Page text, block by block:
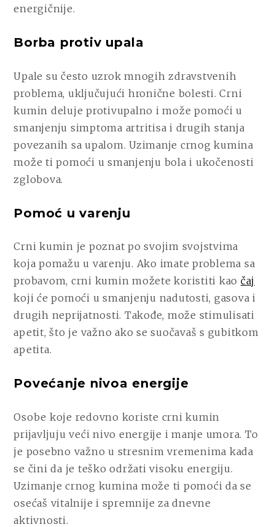
energičnije.
Borba protiv upala
Upale su često uzrok mnogih zdravstvenih
problema, uključujući hronične bolesti. Crni
kumin deluje protivupalno i može pomoći u
smanjenju simptoma artritisa i drugih stanja
povezanih sa upalom. Uzimanje crnog kumina
može ti pomoći u smanjenju bola i ukočenosti
zglobova.
Pomoć u varenju
Crni kumin je poznat po svojim svojstvima
koja pomažu u varenju. Ako imate problema sa
probavom, crni kumin možete koristiti kao čaj
koji će pomoći u smanjenju nadutosti, gasova i
drugih neprijatnosti. Takođe, može stimulisati
apetit, što je važno ako se suočavaš s gubitkom
apetita.
Povećanje nivoa energije
Osobe koje redovno koriste crni kumin
prijavljuju veći nivo energije i manje umora. To
je posebno važno u stresnim vremenima kada
se čini da je teško održati visoku energiju.
Uzimanje crnog kumina može ti pomoći da se
osećaš vitalnije i spremnije za dnevne
aktivnosti.